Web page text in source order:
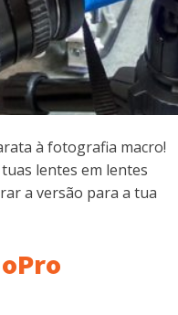
à fotografia macro!
lentes em lentes
a versão para a tua